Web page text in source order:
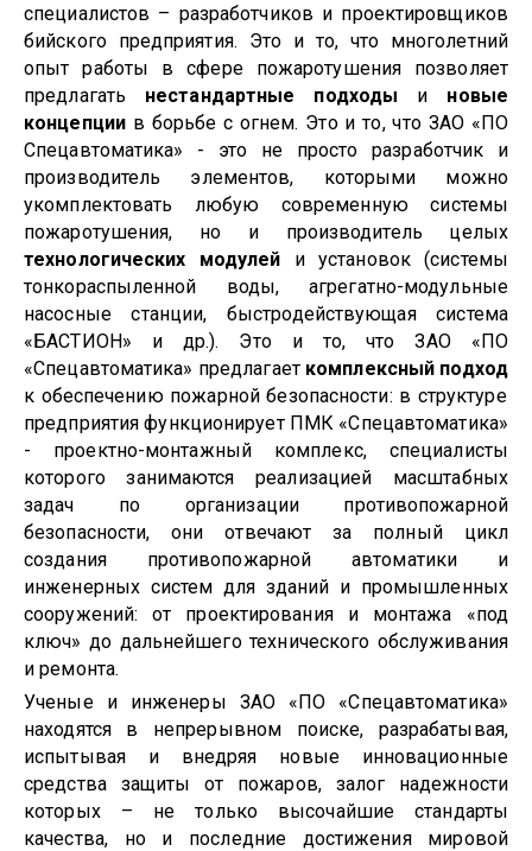
специалистов – разработчиков и проектировщиков
бийского предприятия. Это и то, что многолетний
опыт работы в сфере пожаротушения позволяет
предлагать нестандартные подходы и новые
концепциив борьбе с огнем. Это и то, что ЗАО «ПО
Спецавтоматика» - это не просто разработчик и
производитель элементов, которыми можно
укомплектовать любую современную системы
пожаротушения, но и производитель целых
технологических модулей и установок (системы
тонкораспыленной воды, агрегатно-модульные
насосные станции, быстродействующая система
«БАСТИОН» и др.). Это и то, что ЗАО «ПО
«Спецавтоматика» предлагает комплексный подход
к обеспечению пожарной безопасности: в структуре
предприятия функционирует ПМК «Спецавтоматика»
- проектно-монтажный комплекс, специалисты
которого занимаются реализацией масштабных
задач по организации противопожарной
безопасности, они отвечают за полный цикл
создания противопожарной автоматики и
инженерных систем для зданий и промышленных
сооружений: от проектирования и монтажа «под
ключ» до дальнейшего технического обслуживания
и ремонта.
Ученые и инженеры ЗАО «ПО «Спецавтоматика»
находятся в непрерывном поиске, разрабатывая,
испытывая и внедряя новые инновационные
средства защиты от пожаров, залог надежности
которых – не только высочайшие стандарты
качества, но и последние достижения мировой